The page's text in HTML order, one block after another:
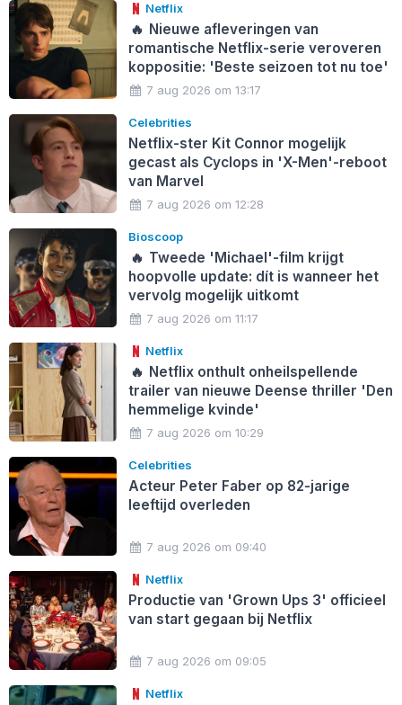
Netflix
🔥 Nieuwe afleveringen van
romantische Netflix-serie veroveren
koppositie: 'Beste seizoen tot nu toe'
7 aug 2026 om 13:17
Celebrities
Netflix-ster Kit Connor mogelijk
gecast als Cyclops in 'X-Men'-reboot
van Marvel
7 aug 2026 om 12:28
Bioscoop
🔥 Tweede 'Michael'-film krijgt
hoopvolle update: dít is wanneer het
vervolg mogelijk uitkomt
7 aug 2026 om 11:17
Netflix
🔥 Netflix onthult onheilspellende
trailer van nieuwe Deense thriller 'Den
hemmelige kvinde'
7 aug 2026 om 10:29
Celebrities
Acteur Peter Faber op 82-jarige
leeftijd overleden
7 aug 2026 om 09:40
Netflix
Productie van 'Grown Ups 3' officieel
van start gegaan bij Netflix
7 aug 2026 om 09:05
Netflix